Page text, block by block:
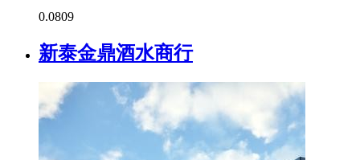
0.0809
新泰金鼎酒水商行